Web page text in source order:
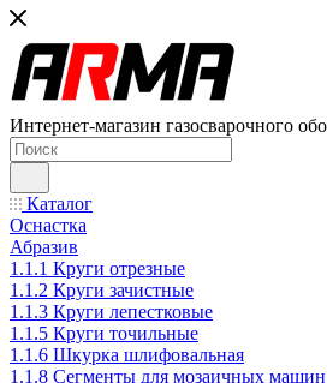
Интернет-магазин газосварочного
Каталог
Оснастка
Абразив
1.1.1 Круги отрезные
1.1.2 Круги зачистные
1.1.3 Круги лепестковые
1.1.5 Круги точильные
1.1.6 Шкурка шлифовальная
1.1.8 Сегменты для мозаичных машин